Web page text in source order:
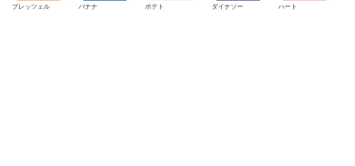
プレッツェル バナナ ポテト ダイナソー ハート